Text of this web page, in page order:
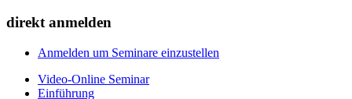
direkt anmelden
Anmelden um Seminare einzustellen
Video-Online Seminar
Einführung